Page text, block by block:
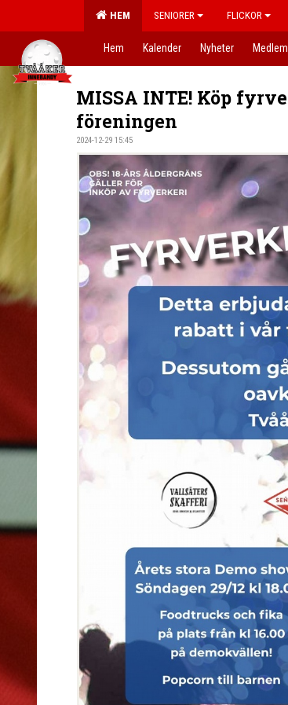
HEM SENIORER FLICKOR
Hem Kalender Nyheter Medlem
MISSA INTE! Köp
föreningen
2024-12-29 15:45